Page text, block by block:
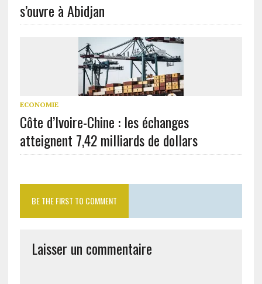
s’ouvre à Abidjan
ECONOMIE
Côte d’Ivoire-Chine : les échanges
atteignent 7,42 milliards de dollars
BE THE FIRST TO COMMENT
Laisser un commentaire